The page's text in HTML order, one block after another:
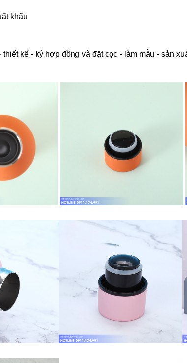
khẩu
kế - ký hợp đồng và đặt cọc - làm mẫu - sản